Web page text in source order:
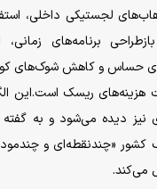
لجستیکی داخلی،
برنامه‌های زمانی،
حساس و کاهش شوک‌های
هزینه‌های ریسک است.این
نیز دیده می‌شود و به گفته
«چندنقطه‌ای و
می‌کند.